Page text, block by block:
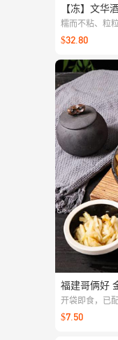
【冻】文华
糯而不粘、粒
食，正宗广式
$32.80
福建哥俩好
开袋即食，已
爽脆鲜美香甜
$7.50